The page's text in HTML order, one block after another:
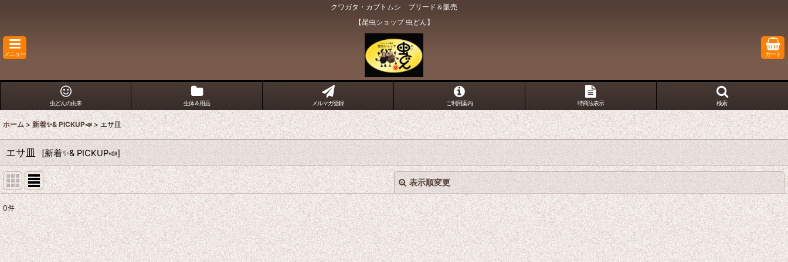
クワガタ・カブトムシ ブリード＆販売
【昆虫ショップ 虫どん】
メニュー カート
虫どんの由来 生体＆用品 メルマガ登録 ご利用案内 特商法表示 検索
ホーム > 新着✨& PICKUP📣 > エサ皿
エサ皿 [新着✨& PICKUP📣]
表示順変更
表示数:
在庫あり
閉じる
0件